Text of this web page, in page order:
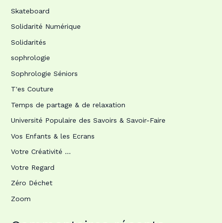
Skateboard
Solidarité Numérique
Solidarités
sophrologie
Sophrologie Séniors
T'es Couture
Temps de partage & de relaxation
Université Populaire des Savoirs & Savoir-Faire
Vos Enfants & les Ecrans
Votre Créativité …
Votre Regard
Zéro Déchet
Zoom